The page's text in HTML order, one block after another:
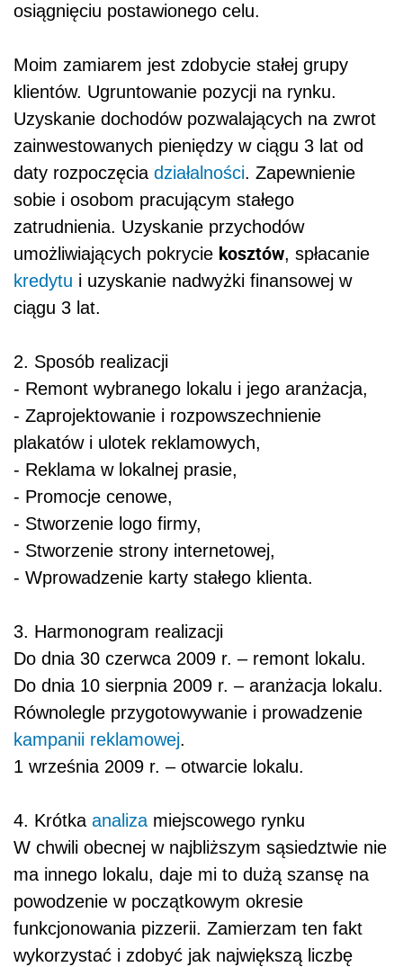
osiągnięciu postawionego celu.
Moim zamiarem jest zdobycie stałej grupy
klientów. Ugruntowanie pozycji na rynku.
Uzyskanie dochodów pozwalających na zwrot
zainwestowanych pieniędzy w ciągu 3 lat od
daty rozpoczęcia działalności. Zapewnienie
sobie i osobom pracującym stałego
zatrudnienia. Uzyskanie przychodów
umożliwiających pokrycie kosztów, spłacanie
kredytu i uzyskanie nadwyżki finansowej w
ciągu 3 lat.
2. Sposób realizacji
- Remont wybranego lokalu i jego aranżacja,
- Zaprojektowanie i rozpowszechnienie
plakatów i ulotek reklamowych,
- Reklama w lokalnej prasie,
- Promocje cenowe,
- Stworzenie logo firmy,
- Stworzenie strony internetowej,
- Wprowadzenie karty stałego klienta.
3. Harmonogram realizacji
Do dnia 30 czerwca 2009 r. – remont lokalu.
Do dnia 10 sierpnia 2009 r. – aranżacja lokalu.
Równolegle przygotowywanie i prowadzenie
kampanii reklamowej.
1 września 2009 r. – otwarcie lokalu.
4. Krótka analiza miejscowego rynku
W chwili obecnej w najbliższym sąsiedztwie nie
ma innego lokalu, daje mi to dużą szansę na
powodzenie w początkowym okresie
funkcjonowania pizzerii. Zamierzam ten fakt
wykorzystać i zdobyć jak największą liczbę